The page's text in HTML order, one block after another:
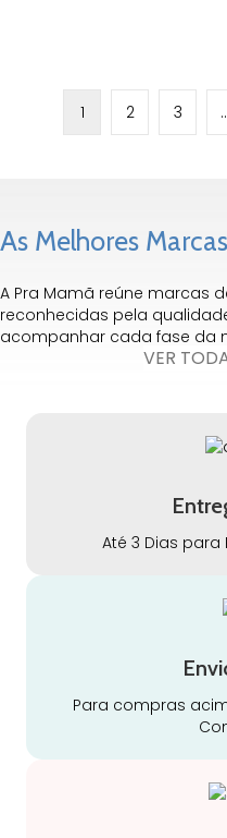
1 2 3
As Melhores Marcas
A Pra Mamã reúne marcas
reconhecidas pela
acompanhar cada fase da
VER
Até 3 Dias
Para compras